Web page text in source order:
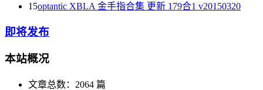
15optantic XBLA 金手指合集 更新 179合1 v20150320
即将发布
本站概况
文章总数：2064 篇